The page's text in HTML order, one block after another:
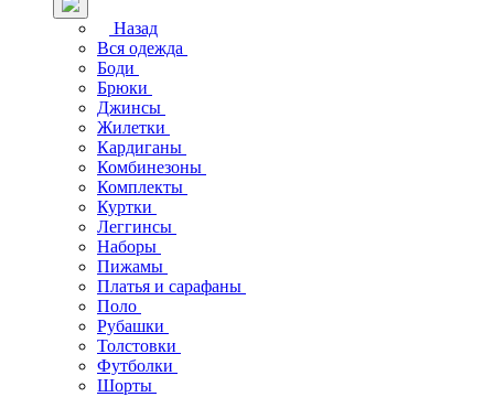
Назад
Вся одежда
Боди
Брюки
Джинсы
Жилетки
Кардиганы
Комбинезоны
Комплекты
Куртки
Леггинсы
Наборы
Пижамы
Платья и сарафаны
Поло
Рубашки
Толстовки
Футболки
Шорты